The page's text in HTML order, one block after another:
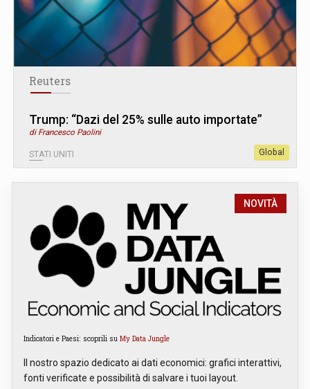
Reuters
Trump: “Dazi del 25% sulle auto importate”
di Francesco Paolini
STATI UNITI Global
NOVITÀ
Indicatori e Paesi: scoprili su My Data Jungle
Il nostro spazio dedicato ai dati economici: grafici interattivi,
fonti verificate e possibilità di salvare i tuoi layout.